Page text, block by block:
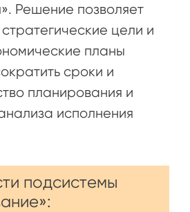
Решение позволяет
цели и
планы
сроки и
планирования и
исполнения
подсистемы